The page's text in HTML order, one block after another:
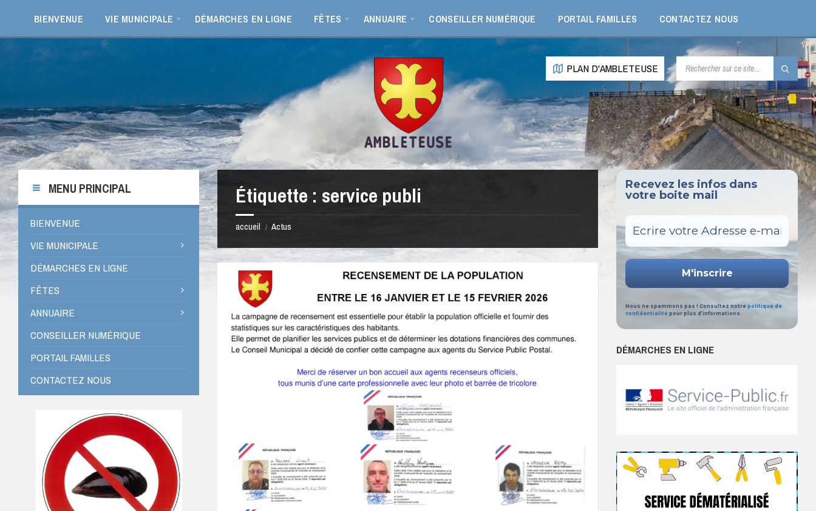
barre
latérale
barre
latérale
de
page
BIENVENUE VIE MUNICIPALE DÉMARCHES EN LIGNE FÊTES ANNUAIRE CONSEILLER NUMÉRIQUE PORTAIL FAMILLES CONTACTEZ NOUS
PLAN D'AMBLETEUSE RECHERCHE:
Étiquette : service publi
accueil / Actus
MENU PRINCIPAL
BIENVENUE
VIE MUNICIPALE
DÉMARCHES EN LIGNE
FÊTES
ANNUAIRE
CONSEILLER NUMÉRIQUE
PORTAIL FAMILLES
CONTACTEZ NOUS
Recevez les infos dans
votre boite mail
Nous ne spammons pas ! Consultez notre politique de
confidentialité pour plus d’informations.
DÉMARCHES EN LIGNE